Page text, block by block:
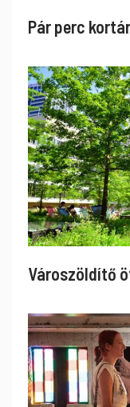
Pár perc
Városzöldítő